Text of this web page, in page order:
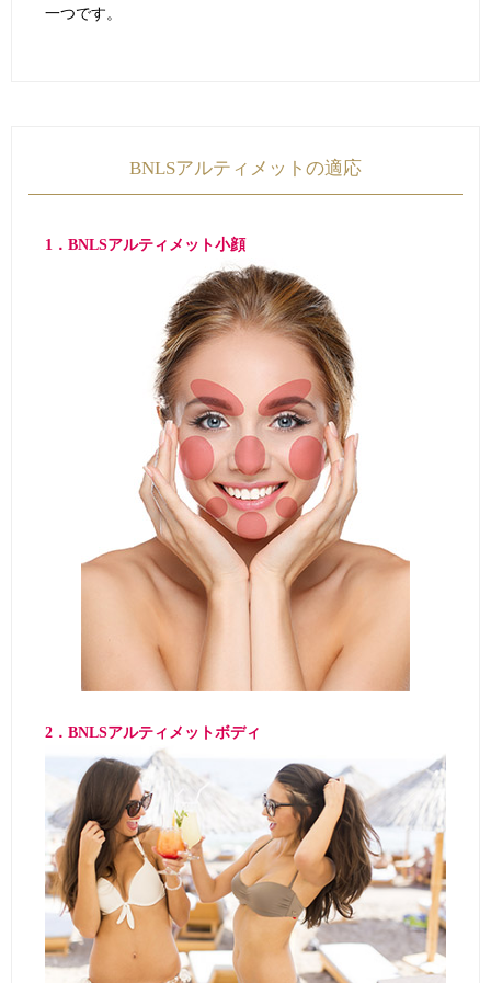
一つです。
BNLSアルティメットの適応
1．BNLSアルティメット小顔
2．BNLSアルティメットボディ